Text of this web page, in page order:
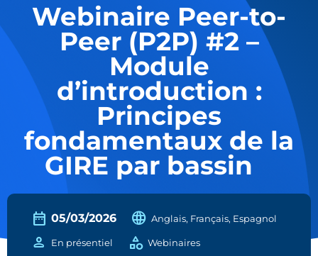
Webinaire Peer-to-
Peer (P2P) #2 –
Module
d’introduction :
Principes
fondamentaux de la
GIRE par bassin
date_range 05/03/2026 language Anglais, Français, Espagnol
person En présentiel category Webinaires